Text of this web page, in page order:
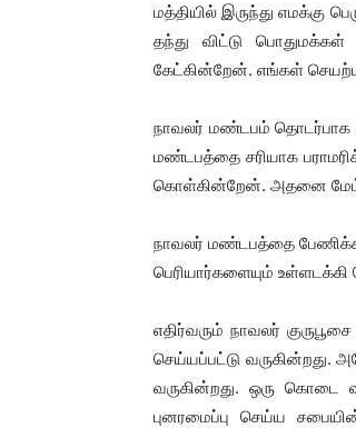
மத்தியில் இருந்து எமக்கு
தந்து விட்டு
கேட்கின்றேன். எங்கள்
நாவலர் மண்டபம் தொடர்பாக
மண்டபத்தை சரியாக
கொள்கின்றேன். அதனை
நாவலர் மண்டபத்தை
பெரியார்களையும்
எதிர்வரும் நாவலர்
செய்யப்பட்டு வருகின்றது.
வருகின்றது. ஒரு கொடை
புனரமைப்பு செய்ய